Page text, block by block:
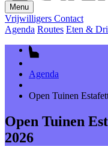
Menu
Vrijwilligers Contact
Agenda Routes Eten &
Agenda
Open Tuinen
Open Tuinen
2026